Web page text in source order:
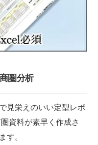
圏分析
見栄えのいい定型レポ
資料が素早く作成さ
す。